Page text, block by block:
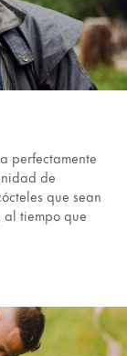
perfectamente
de
que sean
al tiempo que